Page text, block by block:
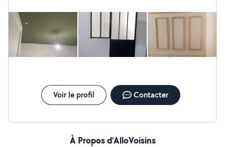
Voir le profil Contacter
À Propos d’AlloVoisins